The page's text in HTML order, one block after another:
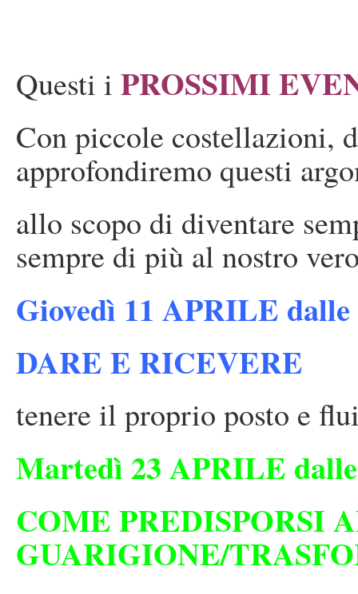
Questi i PROSSIMI
Con piccole costellazioni,
approfondiremo questi
allo scopo di diventare
sempre di più al nostro
Giovedì 11 APRILE dalle
DARE E RICEVERE
tenere il proprio posto e
Martedì 23 APRILE
COME PREDISPORSI
GUARIGIONE/